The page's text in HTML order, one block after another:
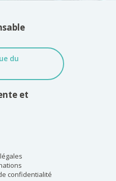
du
et
confidentialité